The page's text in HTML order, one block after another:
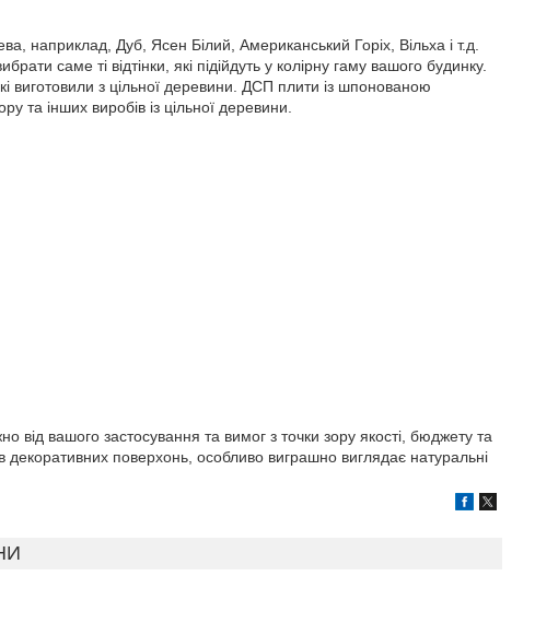
наприклад, Дуб, Ясен Білий, Американський Горіх, Вільха і т.д.
саме ті відтінки, які підійдуть у колірну гаму вашого будинку.
виготовили з цільної деревини. ДСП плити із шпонованою
та інших виробів із цільної деревини.
вашого застосування та вимог з точки зору якості, бюджету та
декоративних поверхонь, особливо виграшно виглядає натуральні